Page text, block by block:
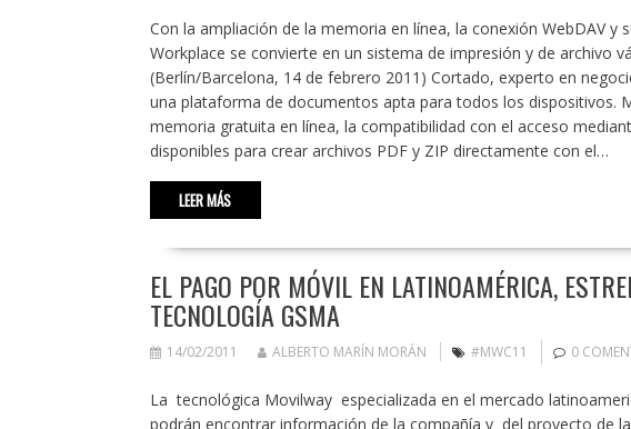
Con la ampliación de la memoria en línea, la conexión WebDAV y
Workplace se convierte en un sistema de impresión y de archivo
(Berlín/Barcelona, 14 de febrero 2011) Cortado, experto en
una plataforma de documentos apta para todos los dispositivos.
memoria gratuita en línea, la compatibilidad con el acceso
disponibles para crear archivos PDF y ZIP directamente con el…
LEER MÁS
EL PAGO POR MÓVIL EN LATINOAMÉRICA,
TECNOLOGÍA GSMA
14/02/2011 ALBERTO MARÍN MORÁN #MWC11 0
La tecnológica Movilway especializada en el mercado
podrán encontrar información de la compañía y del proyecto de